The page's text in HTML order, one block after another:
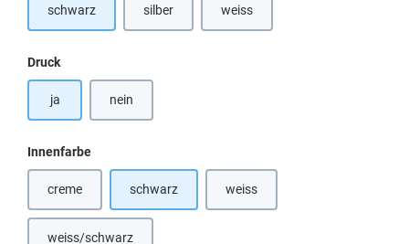
schwarz silber weiss(Diese Option ist zurzeit nicht
Druckauswählen
ja nein
Innenfarbeauswählen
creme(Diese Option ist zurzeit nicht verfügbar.)
schwarz weiss(Diese Option ist zurzeit nicht
weiss/schwarz